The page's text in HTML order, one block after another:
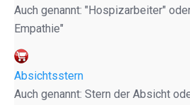
Auch genannt: "Hospizarbeiter"
Empathie"
Absichtsstern
Auch genannt: Stern der Absicht